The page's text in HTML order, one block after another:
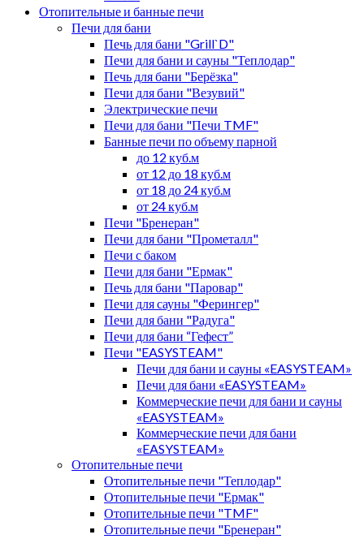
Отопительные и банные печи
Печи для бани
Печь для бани "Grill`D"
Печи для бани и сауны "Теплодар"
Печь для бани "Берёзка"
Печи для бани "Везувий"
Электрические печи
Печи для бани "Печи TMF"
Банные печи по объему парной
до 12 куб.м
от 12 до 18 куб.м
от 18 до 24 куб.м
от 24 куб.м
Печи "Бренеран"
Печи для бани "Прометалл"
Печи с баком
Печи для бани "Ермак"
Печь для бани "Паровар"
Печи для сауны "Ферингер"
Печи для бани "Радуга"
Печи для бани “Гефест”
Печи "EASYSTEAM"
Печи для бани и сауны «EASYSTEAM»
Печи для бани «EASYSTEAM»
Коммерческие печи для бани и сауны
«EASYSTEAM»
Коммерческие печи для бани
«EASYSTEAM»
Отопительные печи
Отопительные печи "Теплодар"
Отопительные печи "Ермак"
Отопительные печи "TMF"
Отопительные печи "Бренеран"